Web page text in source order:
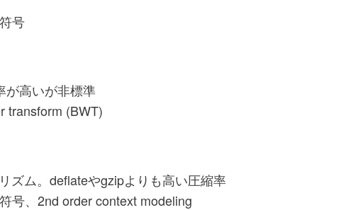
号
が高いが非標準
transform (BWT)
ズム。deflateやgzipよりも高い圧縮率
号、2nd order context modeling